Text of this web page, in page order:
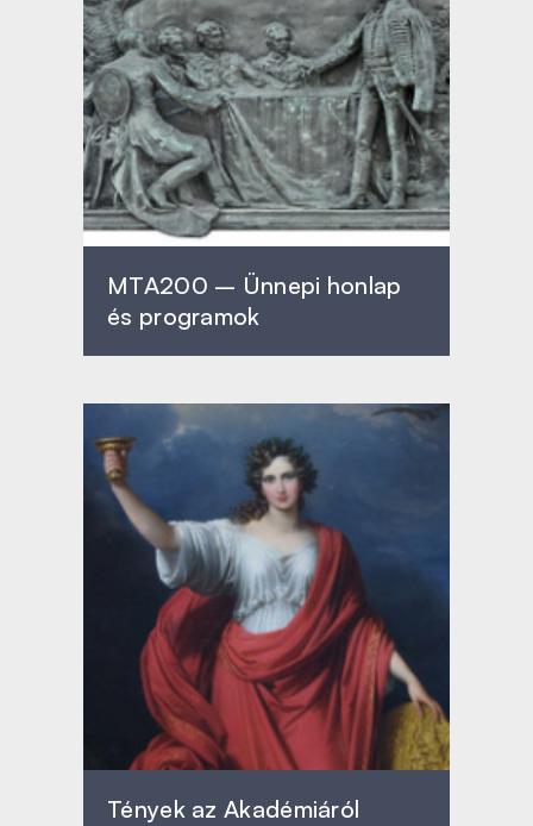
MTA200 – Ünnepi honlap
és programok
Tények az Akadémiáról